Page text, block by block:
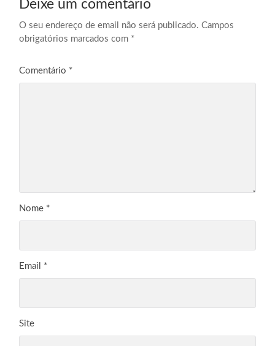
Deixe um comentário
O seu endereço de email não será publicado. Campos
obrigatórios marcados com *
Comentário *
Nome *
Email *
Site